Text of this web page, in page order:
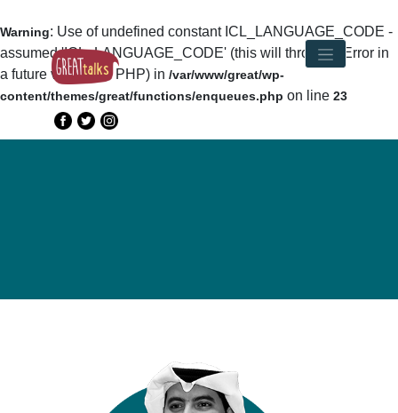
Warning: Use of undefined constant ICL_LANGUAGE_CODE -
assumed 'ICL_LANGUAGE_CODE' (this will throw an Error in
a future version of PHP) in /var/www/great/wp-
content/themes/great/functions/enqueues.php on line 23